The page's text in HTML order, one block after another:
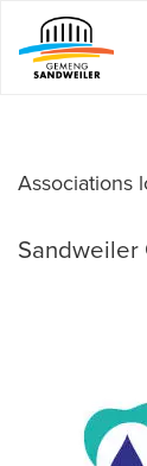
Veuillez
noter
Web
un
Associations
Sandweiler